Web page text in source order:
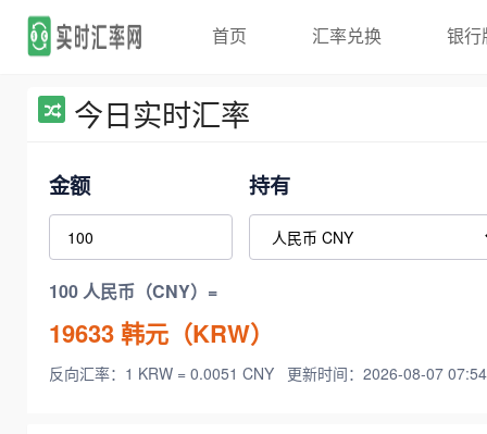
首页 汇率兑换 银行
今日实时汇率
金额 持有
100 人民币（CNY）=
19633韩元（KRW）
反向汇率：1 KRW = 0.0051 CNY 更新时间：2026-08-07